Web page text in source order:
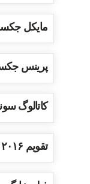
مایکل
پرینس
کاتالوگ
تقویم ۲۰۱۶ رسمی مایکل جکسون